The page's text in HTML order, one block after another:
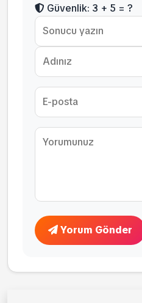
Güvenlik: 3 + 5 = ?
Yorum Gönder